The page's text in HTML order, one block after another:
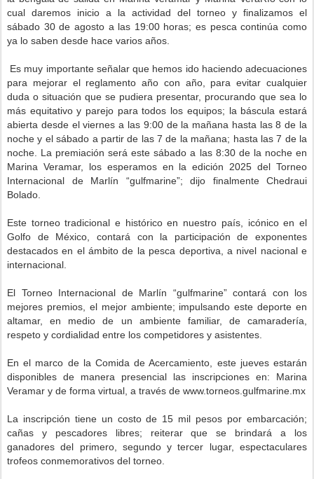
cual daremos inicio a la actividad del torneo y finalizamos el
sábado 30 de agosto a las 19:00 horas; es pesca continúa como
ya lo saben desde hace varios años.
Es muy importante señalar que hemos ido haciendo adecuaciones
para mejorar el reglamento año con año, para evitar cualquier
duda o situación que se pudiera presentar, procurando que sea lo
más equitativo y parejo para todos los equipos; la báscula estará
abierta desde el viernes a las 9:00 de la mañana hasta las 8 de la
noche y el sábado a partir de las 7 de la mañana; hasta las 7 de la
noche. La premiación será este sábado a las 8:30 de la noche en
Marina Veramar, los esperamos en la edición 2025 del Torneo
Internacional de Marlín “gulfmarine”; dijo finalmente Chedraui
Bolado.
Este torneo tradicional e histórico en nuestro país, icónico en el
Golfo de México, contará con la participación de exponentes
destacados en el ámbito de la pesca deportiva, a nivel nacional e
internacional.
El Torneo Internacional de Marlín “gulfmarine” contará con los
mejores premios, el mejor ambiente; impulsando este deporte en
altamar, en medio de un ambiente familiar, de camaradería,
respeto y cordialidad entre los competidores y asistentes.
En el marco de la Comida de Acercamiento, este jueves estarán
disponibles de manera presencial las inscripciones en: Marina
Veramar y de forma virtual, a través de www.torneos.gulfmarine.mx
La inscripción tiene un costo de 15 mil pesos por embarcación;
cañas y pescadores libres; reiterar que se brindará a los
ganadores del primero, segundo y tercer lugar, espectaculares
trofeos conmemorativos del torneo.